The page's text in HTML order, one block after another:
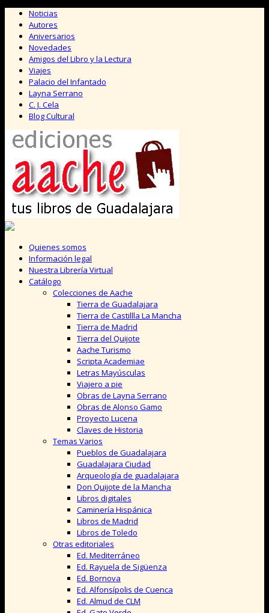
Saltar
contenido
Noticias
Autores
Aniversarios
Novedades
Amigos del Libro y la Lectura
Viajes
Palacio del Infantado
Layna Serrano
C. J. Cela
Blog Cultural
Quienes somos
Información legal
Nuestra Librería Virtual
Catálogo
Colecciones de Aache
Tierra de Guadalajara
Tierra de Castillla La Mancha
Tierra de Madrid
Tierra del Quijote
Aache Turismo
Scripta Academiae
Letras Mayúsculas
Viajero a pie
Obras de Layna Serrano
Obras de Alonso Gamo
Proyecto Lucena
Claves de Historia
Temas Varios
Pueblos de Guadalajara
Guadalajara Ciudad
Arqueología de guadalajara
Don Quijote de la Mancha
Libros digitales
Caminería Hispánica
Libros de Madrid
Libros de Toledo
Otras editoriales
Ed. Mediterráneo
Ed. Rayuela de Sigüenza
Ed. Bornova
Ed. Alfonsípolis de Cuenca
Ed. Almud de CLM